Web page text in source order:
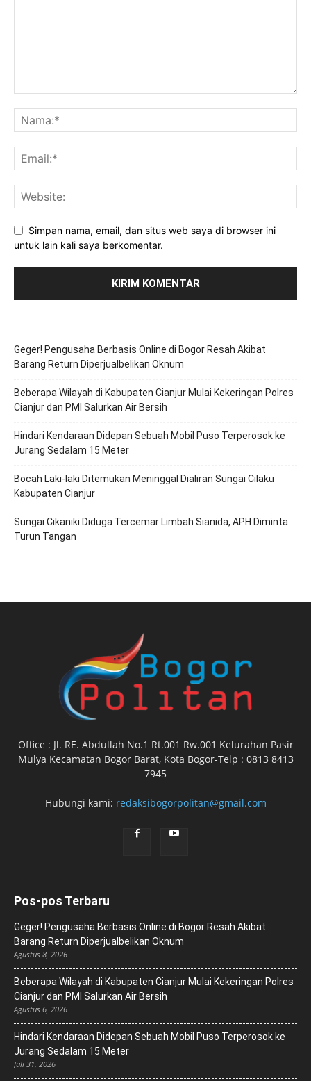
Simpan nama, email, dan situs web saya di browser ini
untuk lain kali saya berkomentar.
Geger! Pengusaha Berbasis Online di Bogor Resah Akibat
Barang Return Diperjualbelikan Oknum
Beberapa Wilayah di Kabupaten Cianjur Mulai Kekeringan Polres
Cianjur dan PMI Salurkan Air Bersih
Hindari Kendaraan Didepan Sebuah Mobil Puso Terperosok ke
Jurang Sedalam 15 Meter
Bocah Laki-laki Ditemukan Meninggal Dialiran Sungai Cilaku
Kabupaten Cianjur
Sungai Cikaniki Diduga Tercemar Limbah Sianida, APH Diminta
Turun Tangan
Office : Jl. RE. Abdullah No.1 Rt.001 Rw.001 Kelurahan Pasir
Mulya Kecamatan Bogor Barat, Kota Bogor-Telp : 0813 8413
7945
Hubungi kami: redaksibogorpolitan@gmail.com
Pos-pos Terbaru
Geger! Pengusaha Berbasis Online di Bogor Resah Akibat
Barang Return Diperjualbelikan Oknum
Agustus 8, 2026
Beberapa Wilayah di Kabupaten Cianjur Mulai Kekeringan Polres
Cianjur dan PMI Salurkan Air Bersih
Agustus 6, 2026
Hindari Kendaraan Didepan Sebuah Mobil Puso Terperosok ke
Jurang Sedalam 15 Meter
Juli 31, 2026